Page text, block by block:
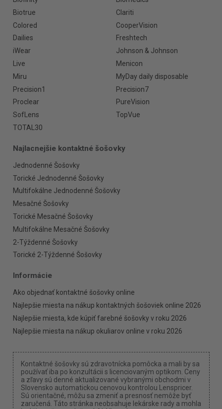
Biotrue
Clariti
Colored
CooperVision
Dailies
Freshtech
iWear
Johnson & Johnson
Live
Menicon
Miru
MyDay daily disposable
Precision1
Precision7
Proclear
PureVision
SofLens
TopVue
TOTAL30
Najlacnejšie kontaktné šošovky
Jednodenné Šošovky
Torické Jednodenné Šošovky
Multifokálne Jednodenné Šošovky
Mesačné Šošovky
Torické Mesačné Šošovky
Multifokálne Mesačné Šošovky
2-Týždenné Šošovky
Torické 2-Týždenné Šošovky
Informácie
Ako objednať kontaktné šošovky online
Najlepšie miesta na nákup kontaktných šošoviek online 2026
Najlepšie miesta, kde kúpiť farebné šošovky v roku 2026
Najlepšie miesta na nákup okuliarov online v roku 2026
Kontaktné šošovky sú zdravotnícka pomôcka a mali by sa
používať iba po konzultácii s licenciovaným optikom. Ceny
a zľavy sú denné aktualizované vybranými obchodmi v
Slovensko automatickou cenovou kontrolou Lenspricer.
Sú orientačné, môžu sa zmeniť a presnosť nemôže byť
zaručená. Táto stránka neobsahuje lekárske rady a mohla